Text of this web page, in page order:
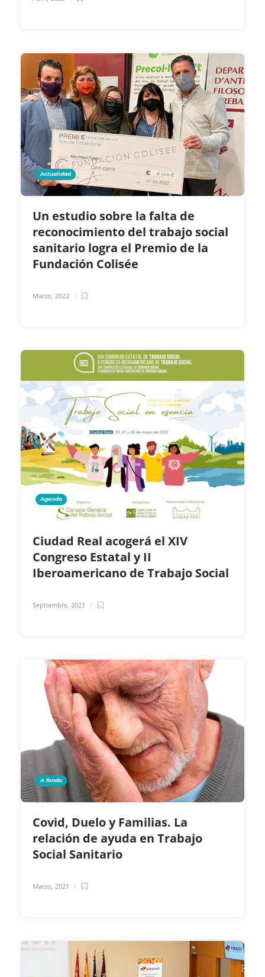
Actualidad
Un estudio sobre la falta de
reconocimiento del trabajo social
sanitario logra el Premio de la
Fundación Colisée
Marzo, 2022
Agenda
Ciudad Real acogerá el XIV
Congreso Estatal y II
Iberoamericano de Trabajo Social
Septiembre, 2021
A fondo
Covid, Duelo y Familias. La
relación de ayuda en Trabajo
Social Sanitario
Marzo, 2021